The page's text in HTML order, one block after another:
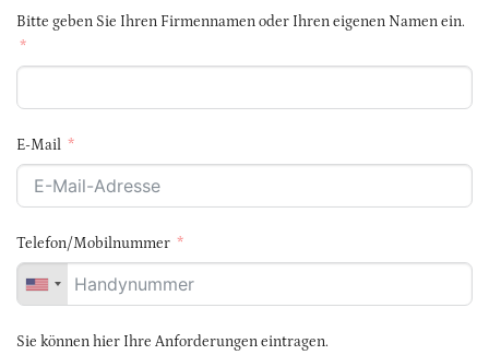
Bitte geben Sie Ihren Firmennamen oder Ihren eigenen Namen ein.
E-Mail
Telefon/Mobilnummer
Sie können hier Ihre Anforderungen eintragen.